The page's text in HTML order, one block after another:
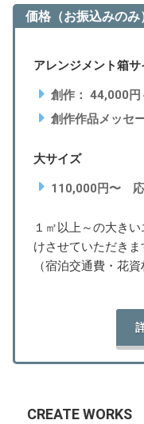
価格（お振込みのみ
アレンジメント箱サ
創作： 44,000円
創作作品メッセ
大サイズ
110,000円〜
１㎡以上～の大き
けさせていただきま
（宿泊交通費・花資
CREATE WORKS